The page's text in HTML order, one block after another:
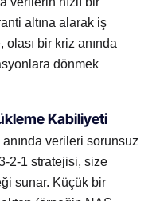
altına alarak iş
bir kriz anında
dönmek
Kabiliyeti
verileri sorunsuz
2-1 stratejisi, size
sunar. Küçük bir